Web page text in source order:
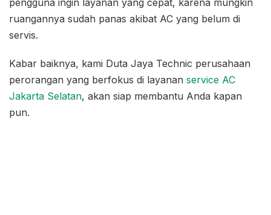
pengguna ingin layanan yang cepat, karena mungkin
ruangannya sudah panas akibat AC yang belum di
servis.
Kabar baiknya, kami Duta Jaya Technic perusahaan
perorangan yang berfokus di layanan service AC
Jakarta Selatan, akan siap membantu Anda kapan
pun.